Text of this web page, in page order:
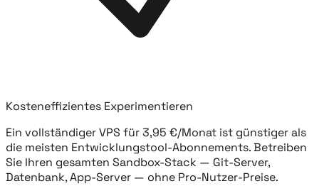
Kosteneffizientes Experimentieren
Ein vollständiger VPS für 3,95 €/Monat ist günstiger als
die meisten Entwicklungstool-Abonnements. Betreiben
Sie Ihren gesamten Sandbox-Stack — Git-Server,
Datenbank, App-Server — ohne Pro-Nutzer-Preise.